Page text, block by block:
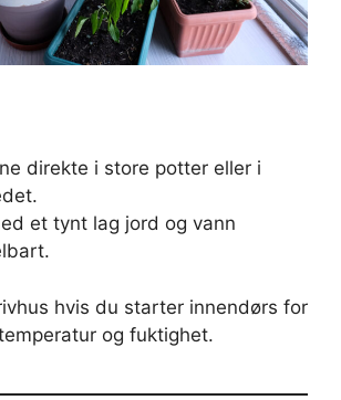
direkte i store potter eller i
et tynt lag jord og vann
hvis du starter innendørs for
og fuktighet.